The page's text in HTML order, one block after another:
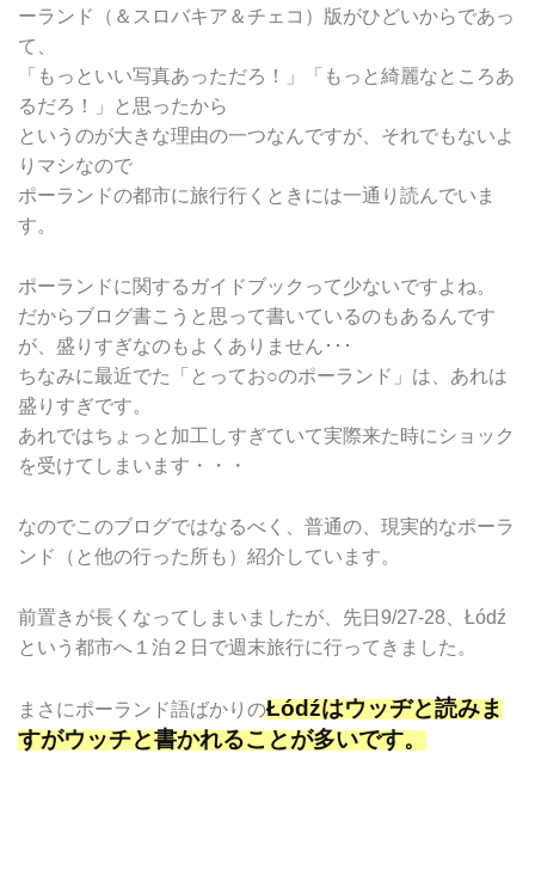
ーランド（＆スロバキア＆チェコ）版がひどいからであっ
て、
「もっといい写真あっただろ！」「もっと綺麗なところあ
るだろ！」と思ったから
というのが大きな理由の一つなんですが、それでもないよ
りマシなので
ポーランドの都市に旅行行くときには一通り読んでいま
す。
ポーランドに関するガイドブックって少ないですよね。
だからブログ書こうと思って書いているのもあるんです
が、盛りすぎなのもよくありません･･･
ちなみに最近でた「とってお○のポーランド」は、あれは
盛りすぎです。
あれではちょっと加工しすぎていて実際来た時にショック
を受けてしまいます・・・
なのでこのブログではなるべく、普通の、現実的なポーラ
ンド（と他の行った所も）紹介しています。
前置きが長くなってしまいましたが、先日9/27-28、Łódź
という都市へ１泊２日で週末旅行に行ってきました。
まさにポーランド語ばかりのŁódźはウッヂと読みま
すがウッチと書かれることが多いです。